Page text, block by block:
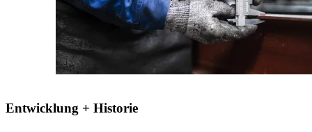
Entwicklung + Historie